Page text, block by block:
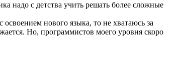
надо с детства учить решать более сложные
нового языка, то не хватаюсь за
Но, программистов моего уровня скоро